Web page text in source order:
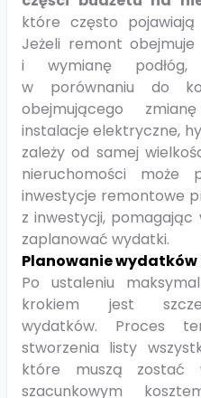
które często
Jeżeli remont
i wymianę
w porównaniu do
obejmującego
instalacje elektryczne,
zależy od samej
nieruchomości może
inwestycje remontowe
z inwestycji,
zaplanować wydatki.
Planowanie wydatków
Po ustaleniu
krokiem jest
wydatków. Proces
stworzenia listy
które muszą zostać
szacunkowym